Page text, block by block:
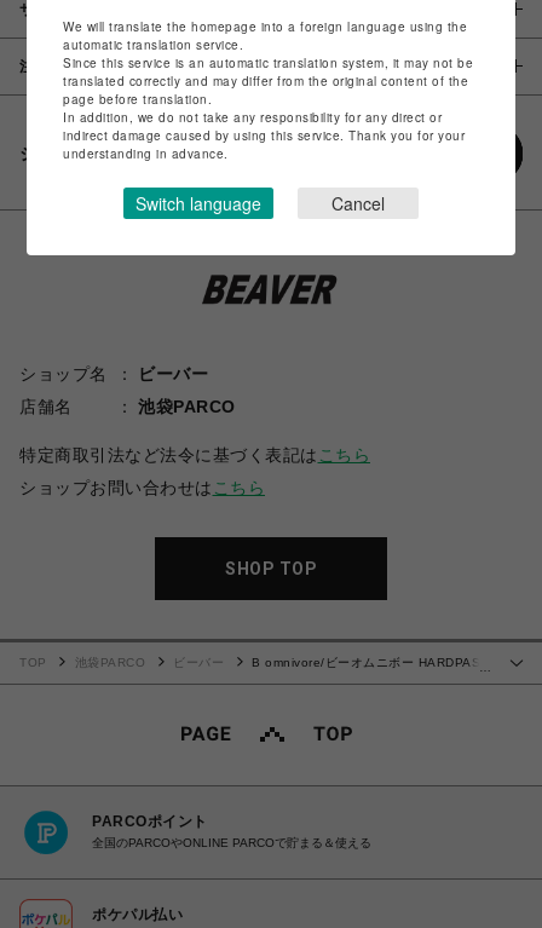
サイズ
注意事項
シェアする
ショップ名
ビーバー
店舗名
池袋PARCO
特定商取引法など法令に基づく表記は こちら
ショップお問い合わせは こちら
SHOP TOP
TOP 池袋PARCO ビーバー
B omnivore/ビーオムニボー HARDPASS
PARCOポイント
全国のPARCOやONLINE PARCOで貯まる＆使える
ポケパル払い
We will translate the homepage into a foreign language using the
automatic translation service.
Since this service is an automatic translation system, it may not be
translated correctly and may differ from the original content of the
page before translation.
In addition, we do not take any responsibility for any direct or
indirect damage caused by using this service. Thank you for your
understanding in advance.
Switch language Cancel